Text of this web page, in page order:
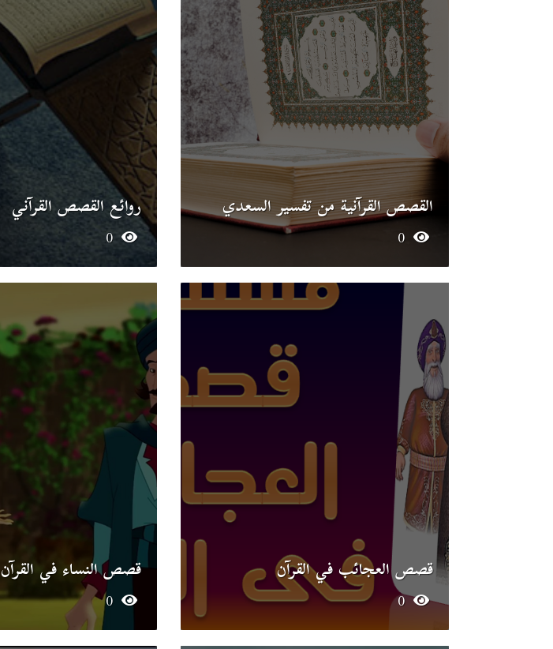
القصص القرآنية من تفسير السعدي روائع القصص القرآني
0
قصص العجائب في القرآن
0
قصص النساء في القرآن